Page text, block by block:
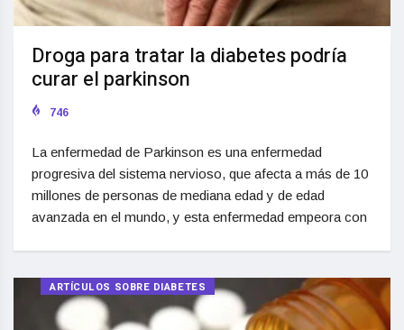
Droga para tratar la diabetes podría
curar el parkinson
746
La enfermedad de Parkinson es una enfermedad
progresiva del sistema nervioso, que afecta a más de 10
millones de personas de mediana edad y de edad
avanzada en el mundo, y esta enfermedad empeora con
ARTÍCULOS SOBRE DIABETES